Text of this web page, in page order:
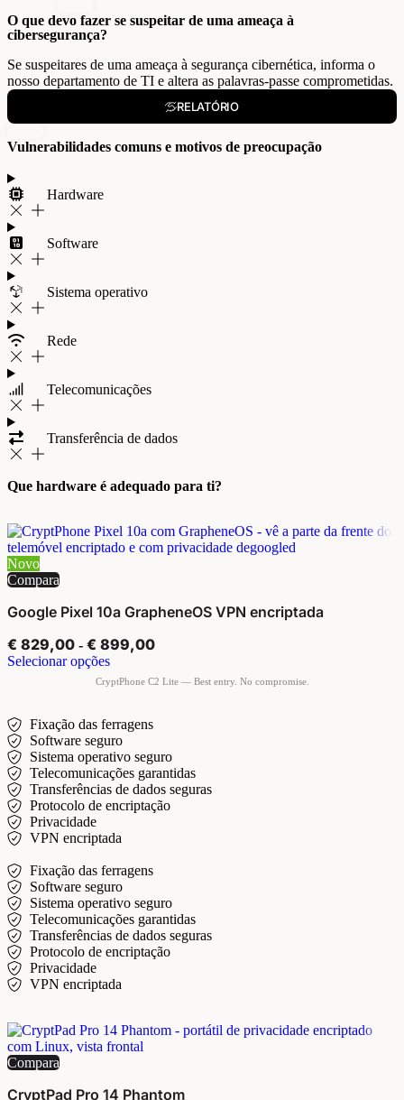
O que devo fazer se suspeitar de uma ameaça à
cibersegurança?
Se suspeitares de uma ameaça à segurança cibernética, informa o
nosso departamento de TI e altera as palavras-passe comprometidas.
RELATÓRIO
Vulnerabilidades comuns e motivos de preocupação
Hardware
Software
Sistema operativo
Rede
Telecomunicações
Transferência de dados
Que hardware é adequado para ti?
Novo
Compara
Google Pixel 10a GrapheneOS VPN encriptada
€ 829,00 - € 899,00
Selecionar opções
Fixação das ferragens
Software seguro
Sistema operativo seguro
Telecomunicações garantidas
Transferências de dados seguras
Protocolo de encriptação
Privacidade
VPN encriptada
Fixação das ferragens
Software seguro
Sistema operativo seguro
Telecomunicações garantidas
Transferências de dados seguras
Protocolo de encriptação
Privacidade
VPN encriptada
Compara
CryptPad Pro 14 Phantom